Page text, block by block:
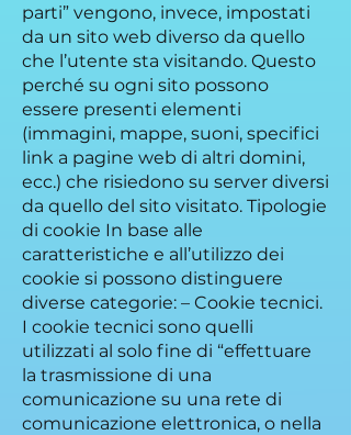
parti” vengono, invece, impostati
da un sito web diverso da quello
che l’utente sta visitando. Questo
perché su ogni sito possono
essere presenti elementi
(immagini, mappe, suoni, specifici
link a pagine web di altri domini,
ecc.) che risiedono su server diversi
da quello del sito visitato. Tipologie
di cookie In base alle
caratteristiche e all’utilizzo dei
cookie si possono distinguere
diverse categorie: – Cookie tecnici.
I cookie tecnici sono quelli
utilizzati al solo fine di “effettuare
la trasmissione di una
comunicazione su una rete di
comunicazione elettronica, o nella